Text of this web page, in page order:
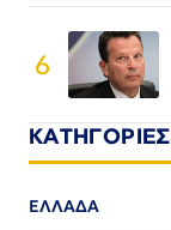
6
ΚΑΤΗΓΟΡΙΕΣ
ΕΛΛΑΔΑ